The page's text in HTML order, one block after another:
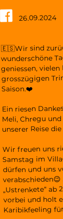
26.09.2024
🇪🇸Wir sind
wunderschöne
geniessen,
grosszügigen
Saison.❤️
Ein riesen
Meli, Chregu
unserer Reise
Wir freuen uns
Samstag im
dürfen und uns
„Ustrenkete“
vorbei und holt
Karibikfeeling